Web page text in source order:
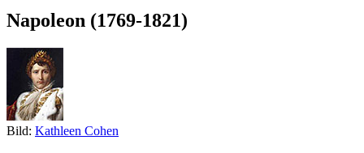
Napoleon (1769-1821)
Bild: Kathleen Cohen